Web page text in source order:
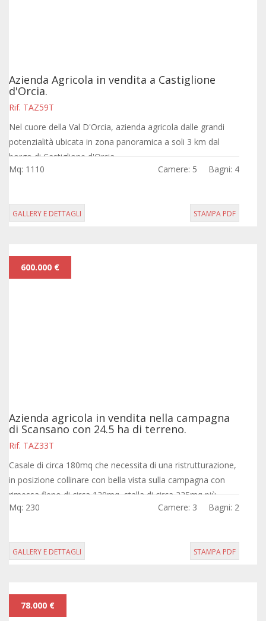
Azienda Agricola in vendita a Castiglione
d'Orcia.
Rif. TAZ59T
Nel cuore della Val D'Orcia, azienda agricola dalle grandi
potenzialità ubicata in zona panoramica a soli 3 km dal
borgo di Castiglione d'Orcia.
Mq: 1110
Camere: 5 Bagni: 4
GALLERY E DETTAGLI STAMPA PDF
600.000 €
Azienda agricola in vendita nella campagna
di Scansano con 24.5 ha di terreno.
Rif. TAZ33T
Casale di circa 180mq che necessita di una ristrutturazione,
in posizione collinare con bella vista sulla campagna con
rimessa fieno di circa 120mq, stalla di circa 225mq più
annesso di 50mq.
Mq: 230 Camere: 3 Bagni: 2
GALLERY E DETTAGLI STAMPA PDF
78.000 €